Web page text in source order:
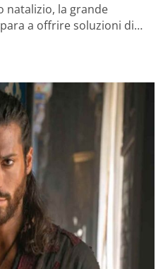
natalizio, la grande
a offrire soluzioni di…